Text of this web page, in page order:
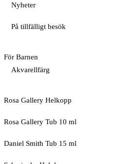
Nyheter
På tillfälligt besök
För Barnen
Akvarellfärg
Rosa Gallery Helkopp
Rosa Gallery Tub 10 ml
Daniel Smith Tub 15 ml